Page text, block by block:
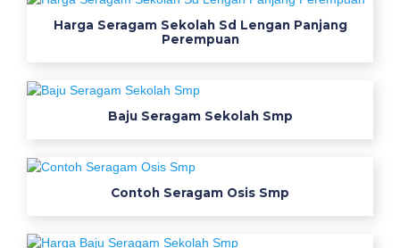
Harga Seragam Sekolah Sd Lengan Panjang
Perempuan
Baju Seragam Sekolah Smp
Contoh Seragam Osis Smp